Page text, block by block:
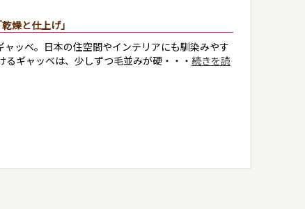
燥と仕上げ」
ッベ。日本の住空間やインテリアにも馴染みやす
ギャッベは、少しずつ毛並みが硬・・・ 続きを読